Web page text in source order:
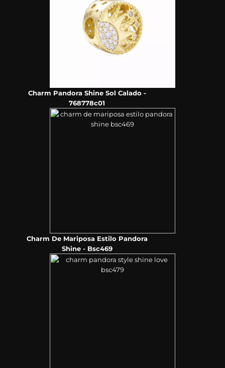
Charm Pandora Shine Sol Calado -
768778c01
Charm De Mariposa Estilo Pandora
Shine - Bsc469